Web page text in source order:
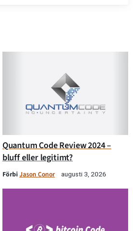
Quantum Code Review 2024 –
bluff eller legitimt?
Förbi Jason Conor augusti 3, 2026